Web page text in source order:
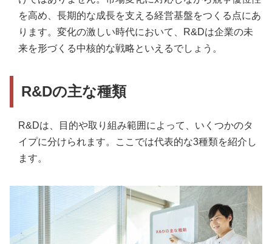
を高め、長期的な成長を支える経営基盤をつくる点にあ
ります。変化の激しい時代において、R&Dは企業の未
来を形づくる中核的な戦略といえるでしょう。
R&Dの主な種類
R&Dは、目的や取り組み範囲によって、いくつかのタ
イプに分けられます。ここでは代表的な3種類を紹介し
ます。